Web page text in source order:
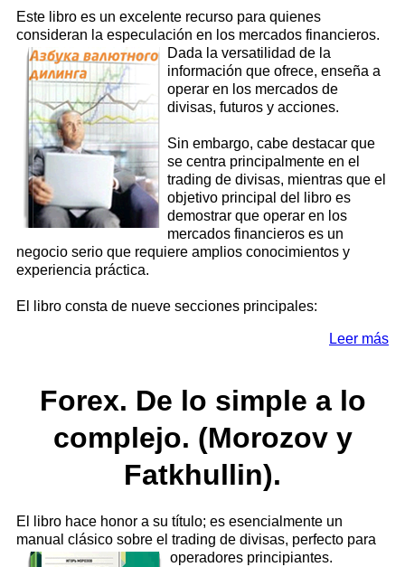
Este libro es un excelente recurso para quienes
consideran la especulación en los mercados financieros.
Dada la versatilidad de la
información que ofrece, enseña a
operar en los mercados de
divisas, futuros y acciones.
Sin embargo, cabe destacar que
se centra principalmente en el
trading de divisas, mientras que el
objetivo principal del libro es
demostrar que operar en los
mercados financieros es un
negocio serio que requiere amplios conocimientos y
experiencia práctica.
El libro consta de nueve secciones principales:
Leer más
Forex. De lo simple a lo
complejo. (Morozov y
Fatkhullin).
El libro hace honor a su título; es esencialmente un
manual clásico sobre el trading de divisas, perfecto para
operadores principiantes.